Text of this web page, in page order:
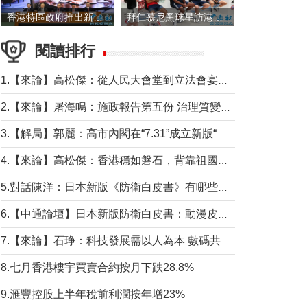
香港特區政府推出新一批銀色債券 每手1萬元保底息4.25厘 拜仁慕尼黑球星訪港 與球迷近距離互動
閱讀排行
8.七月香港樓宇買賣合約按月下跌28.8%
9.滙豐控股上半年稅前利潤按年增23%